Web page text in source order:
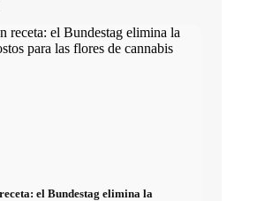
el Bundestag elimina la